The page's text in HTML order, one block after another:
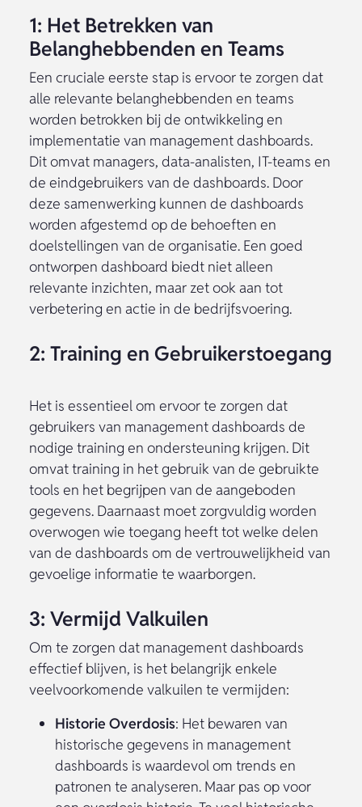
1: Het Betrekken van
Belanghebbenden en Teams
Een cruciale eerste stap is ervoor te zorgen dat
alle relevante belanghebbenden en teams
worden betrokken bij de ontwikkeling en
implementatie van management dashboards.
Dit omvat managers, data-analisten, IT-teams en
de eindgebruikers van de dashboards. Door
deze samenwerking kunnen de dashboards
worden afgestemd op de behoeften en
doelstellingen van de organisatie. Een goed
ontworpen dashboard biedt niet alleen
relevante inzichten, maar zet ook aan tot
verbetering en actie in de bedrijfsvoering.
2: Training en Gebruikerstoegang
Het is essentieel om ervoor te zorgen dat
gebruikers van management dashboards de
nodige training en ondersteuning krijgen. Dit
omvat training in het gebruik van de gebruikte
tools en het begrijpen van de aangeboden
gegevens. Daarnaast moet zorgvuldig worden
overwogen wie toegang heeft tot welke delen
van de dashboards om de vertrouwelijkheid van
gevoelige informatie te waarborgen.
3: Vermijd Valkuilen
Om te zorgen dat management dashboards
effectief blijven, is het belangrijk enkele
veelvoorkomende valkuilen te vermijden:
Historie Overdosis: Het bewaren van
historische gegevens in management
dashboards is waardevol om trends en
patronen te analyseren. Maar pas op voor